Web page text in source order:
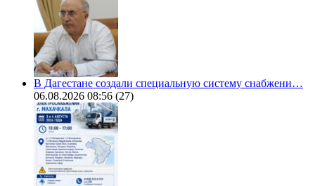
В Дагестане создали специальную систему снабжени…
06.08.2026 08:56 (27)